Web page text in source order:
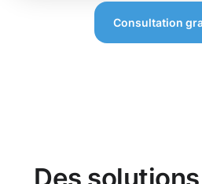
Consultation